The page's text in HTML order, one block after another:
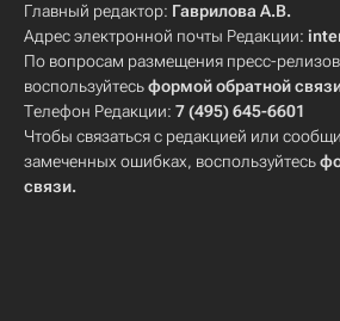
Главный редактор: Гаврилова А.В.
Адрес электронной почты Редакции:
По вопросам размещения пресс-
воспользуйтесьформой обратной
Телефон Редакции: 7 (495) 645-6601
Чтобы связаться с редакцией или
замеченных ошибках, воспользуйтесь
связи.